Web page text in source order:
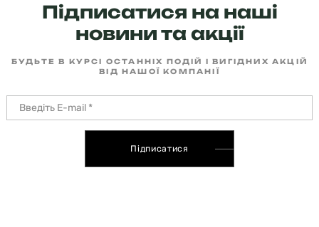
Підписатися на наші
новини та акції
БУДЬТЕ В КУРСІ ОСТАННІХ ПОДІЙ І ВИГІДНИХ АКЦІЙ
ВІД НАШОЇ КОМПАНІЇ
Підписатися